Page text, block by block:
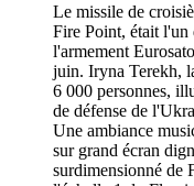
Le missile de
Fire Point, était l'un
l'armement
juin. Iryna Terekh,
6 000 personnes,
de défense de
Une ambiance
sur grand écran
surdimensionné de